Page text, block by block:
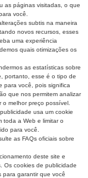
as páginas visitadas, o que
você.
subtis na maneira
novos recursos, esses
uma experiência
quais otimizações os
as estatísticas sobre
portanto, esse é o tipo de
para você, pois significa
que nos permitem analizar
melhor preço possível.
usa um cookie
toda a Web e limitar o
para você.
as FAQs oficiais sobre
deste site e
Os cookies de publicidade
para garantir que você